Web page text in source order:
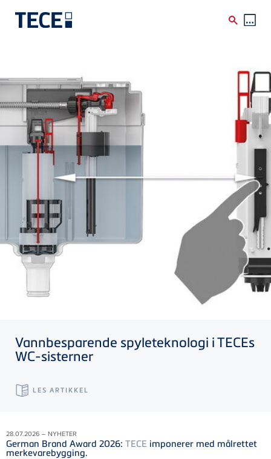
Vannbesparende spyleteknologi iTECEs
WC-sisterner
LES ARTIKKEL
28.07.2026 – NYHETER
German Brand Award 2026: TECE imponerer med målrettet
merkevarebygging.